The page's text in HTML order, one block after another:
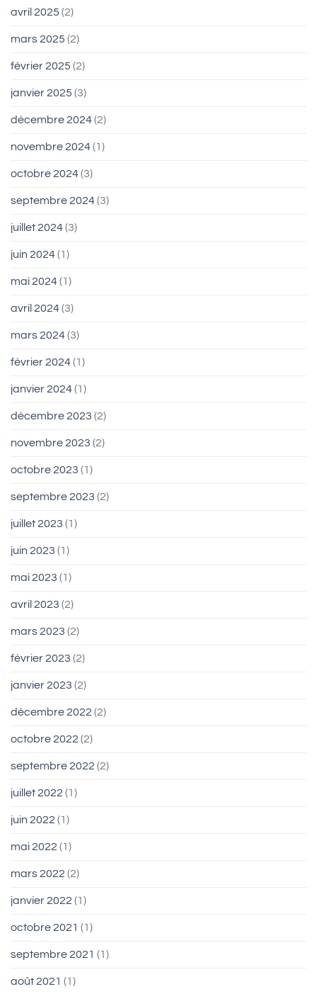
avril 2025 (2)
mars 2025 (2)
février 2025 (2)
janvier 2025 (3)
décembre 2024(2)
novembre 2024(1)
octobre 2024(3)
septembre 2024(3)
juillet 2024(3)
juin 2024(1)
mai 2024(1)
avril 2024(3)
mars 2024(3)
février 2024(1)
janvier 2024(1)
décembre 2023 (2)
novembre 2023 (2)
octobre 2023 (1)
septembre 2023 (2)
juillet 2023 (1)
juin 2023 (1)
mai 2023 (1)
avril 2023 (2)
mars 2023 (2)
février 2023 (2)
janvier 2023 (2)
décembre 2022 (2)
octobre 2022 (2)
septembre 2022 (2)
juillet 2022 (1)
juin 2022 (1)
mai 2022 (1)
mars 2022 (2)
janvier 2022 (1)
octobre 2021 (1)
septembre 2021 (1)
août 2021 (1)